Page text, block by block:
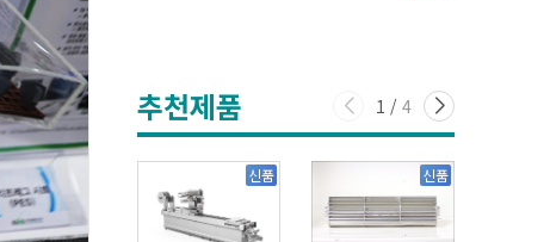
추천제품 1 / 4
신품 신품